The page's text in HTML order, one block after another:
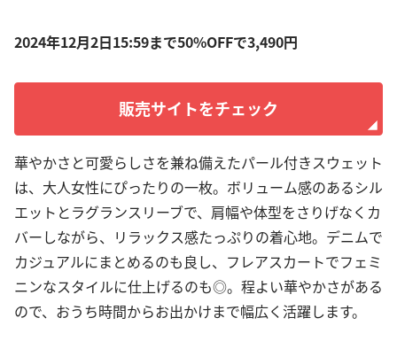
2024年12月2日15:59まで50%OFFで3,490円
販売サイトをチェック
華やかさと可愛らしさを兼ね備えたパール付きスウェット
は、大人女性にぴったりの一枚。ボリューム感のあるシル
エットとラグランスリーブで、肩幅や体型をさりげなくカ
バーしながら、リラックス感たっぷりの着心地。デニムで
カジュアルにまとめるのも良し、フレアスカートでフェミ
ニンなスタイルに仕上げるのも◎。程よい華やかさがある
ので、おうち時間からお出かけまで幅広く活躍します。